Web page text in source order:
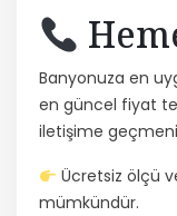
Banyonuza en
en güncel fiyat
iletişime
Ücretsiz ölçü
mümkündür.